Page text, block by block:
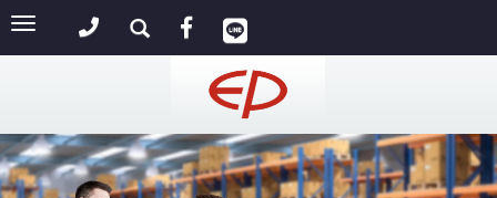
Toggle
navigation